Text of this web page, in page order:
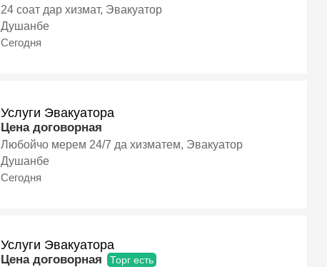
24 соат дар хизмат, Эвакуатор
Душанбе
Сегодня
Услуги Эвакуатора
Цена договорная
Любойчо мерем 24/7 да хизматем, Эвакуатор
Душанбе
Сегодня
Услуги Эвакуатора
Цена договорная Торг есть